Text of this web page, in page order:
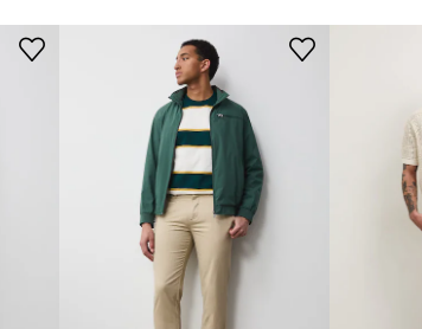
nabízí pohodlí při
a odolnost.
a odolnost.
a
ID produktu